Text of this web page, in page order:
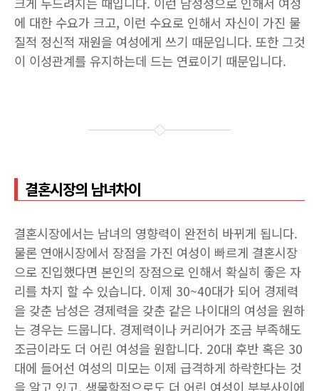
에 대한 수요가 크고, 이런 수요로 인해서 자신이 가진 물
질적 정신적 재원을 여성에게 쓰기 때문입니다. 또한 그것
이 이성관계를 유지하는데 드는 연료이기 때문입니다.
결혼시장의 남녀차이
결혼시장에서는 남녀의 영향력이 완전히 바뀌게 됩니다.
물론 연애시장에서 장점을 가진 여성이 빠르게 결혼시장
으로 진입했다면 본인의 장점으로 인해서 확실히 좋은 자
리를 차지 할 수 있습니다. 이제 30~40대가 되어 경제력
을 갖춘 남성은 경제력을 갖춘 같은 나이대의 여성을 원하
는 경우는 드뭅니다. 경제력이나 커리어가 조금 부족해도
조금이라도 더 어린 여성을 원합니다. 20대 후반 혹은 30
대에 들어선 여성의 미모는 이제 급격하게 하락한다는 것
을 알고 있고, 생물학적으로도 더 어린 여성이 부부사이에